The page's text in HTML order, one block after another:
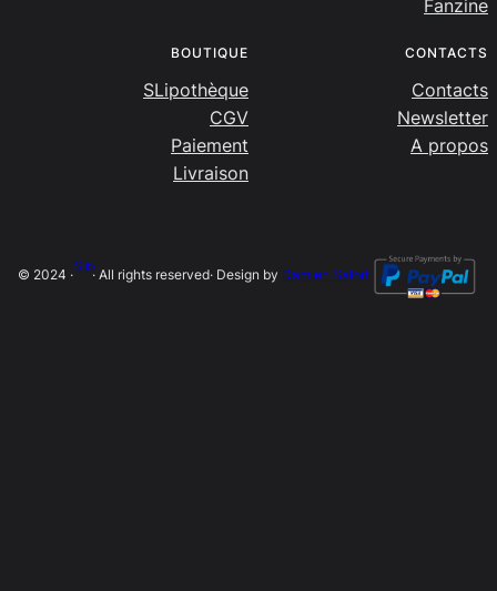
Fanzine
BOUTIQUE
SLipothèque
CGV
Paiement
Livraison
CONTACTS
Contacts
Newsletter
A propos
© 2024 ·
SLip
· All rights reserved· Design by Damien Salort